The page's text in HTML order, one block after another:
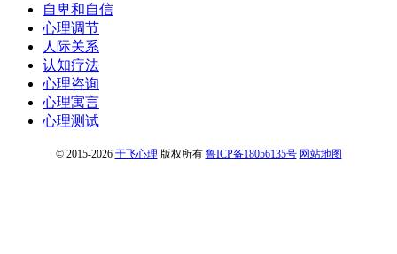
自卑和自信
心理调节
人际关系
认知疗法
心理咨询
心理寓言
心理测试
© 2015-2026 于飞心理 版权所有 鲁ICP备18056135号 网站地图